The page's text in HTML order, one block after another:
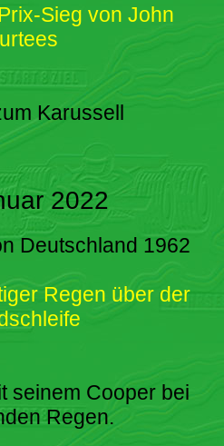
Sieg von John
Karussell
2022
Deutschland 1962
Regen über der
seinem Cooper bei
Regen.